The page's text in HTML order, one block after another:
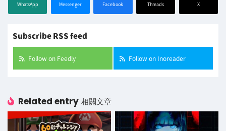
WhatsApp Messenger Facebook Threads X
Subscribe RSS feed
Follow on Feedly Follow on Inoreader
Related entry 相關文章